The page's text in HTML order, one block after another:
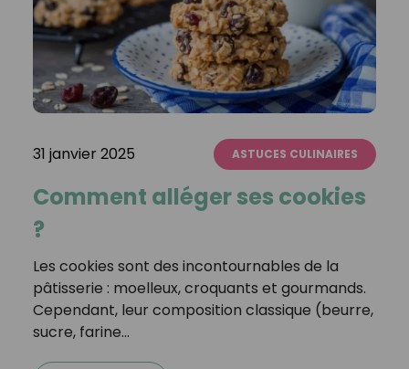
31 janvier 2025 ASTUCES CULINAIRES
Comment alléger ses cookies
?
Les cookies sont des incontournables de la
pâtisserie : moelleux, croquants et gourmands.
Cependant, leur composition classique (beurre,
sucre, farine…